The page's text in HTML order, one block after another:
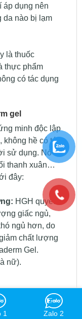
áp dụng nên
da nào bị lạm
là thuốc
thực phẩm
có tác dụng
gel
minh độc lập
hề có tác
sử dụng. Nó
thanh xuân…
đây:
HGH quyết
giấc ngủ,
ngủ hơn, do
chất lượng
Gel.
nữ).
đau ốm.
biệt là người
1 Zalo 2